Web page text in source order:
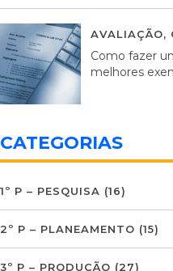
AVALIAÇÃO,
Como fazer
melhores
CATEGORIAS
1º P – PESQUISA (16)
2º P – PLANEAMENTO (15)
3º P – PRODUÇÃO (27)